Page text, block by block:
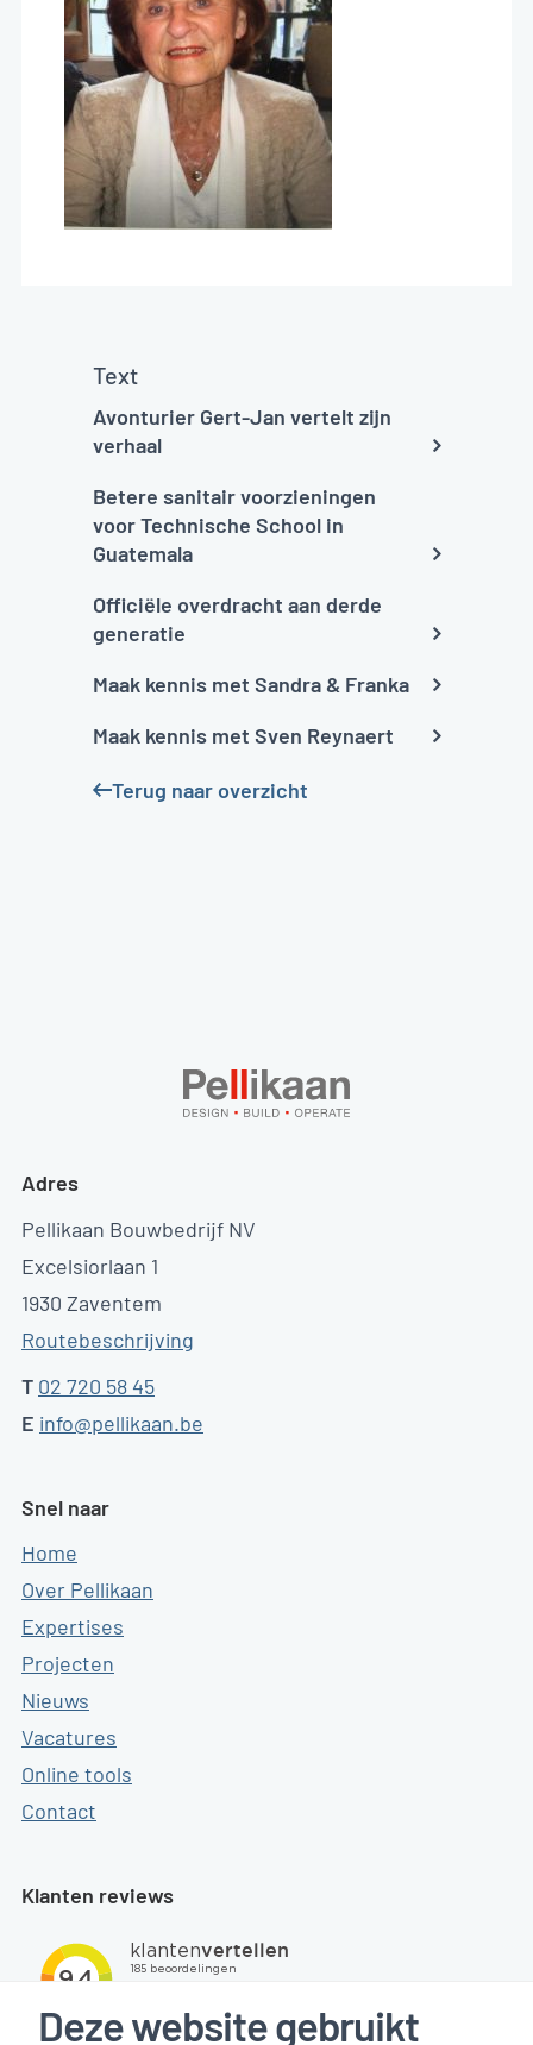
Text
Avonturier Gert-Jan vertelt zijn
verhaal
Betere sanitair voorzieningen
voor Technische School in
Guatemala
Officiële overdracht aan derde
generatie
Maak kennis met Sandra & Franka
Maak kennis met Sven Reynaert
Terug naar overzicht
Adres
Pellikaan Bouwbedrijf NV
Excelsiorlaan 1
1930 Zaventem
Routebeschrijving
T 02 720 58 45
E info@pellikaan.be
Snel naar
Home
Over Pellikaan
Expertises
Projecten
Nieuws
Vacatures
Online tools
Contact
Klanten reviews
Deze website gebruikt